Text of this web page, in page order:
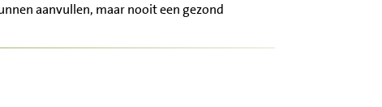
aanvullen, maar nooit een gezond